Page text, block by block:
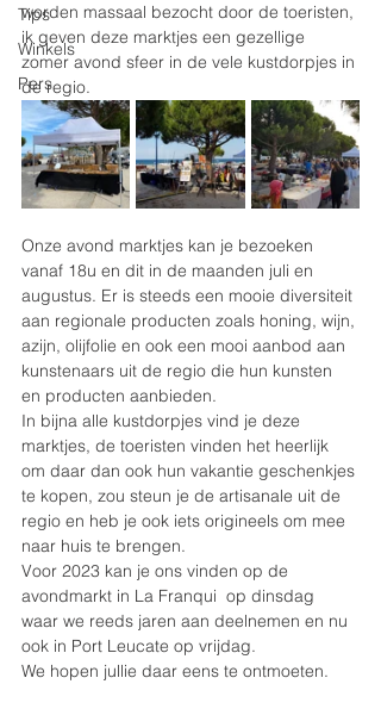
Tips
Winkels
Pers
worden massaal bezocht door de toeristen,
ik geven deze marktjes een gezellige
zomer avond sfeer in de vele kustdorpjes in
de regio.
Onze avond marktjes kan je bezoeken
vanaf 18u en dit in de maanden juli en
augustus. Er is steeds een mooie diversiteit
aan regionale producten zoals honing, wijn,
azijn, olijfolie en ook een mooi aanbod aan
kunstenaars uit de regio die hun kunsten
en producten aanbieden.
In bijna alle kustdorpjes vind je deze
marktjes, de toeristen vinden het heerlijk
om daar dan ook hun vakantie geschenkjes
te kopen, zou steun je de artisanale uit de
regio en heb je ook iets origineels om mee
naar huis te brengen.
Voor 2023 kan je ons vinden op de
avondmarkt in La Franqui  op dinsdag
waar we reeds jaren aan deelnemen en nu
ook in Port Leucate op vrijdag.
We hopen jullie daar eens te ontmoeten.